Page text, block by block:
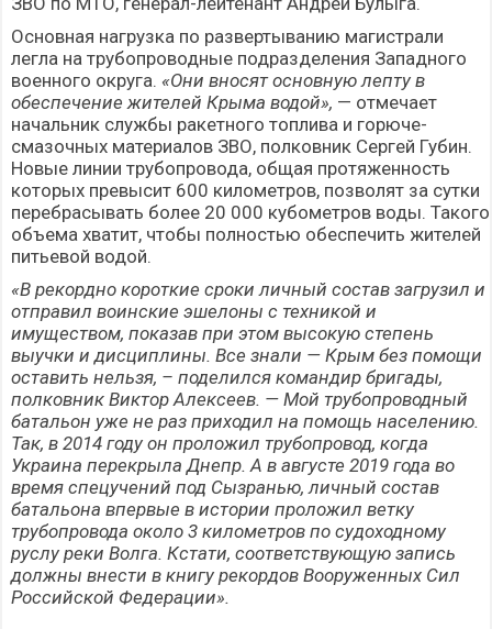
Основная нагрузка по развертыванию магистрали
легла на трубопроводные подразделения Западного
военного округа. «Они вносят основную лепту в
обеспечение жителей Крыма водой», — отмечает
начальник службы ракетного топлива и горюче-
смазочных материалов ЗВО, полковник Сергей Губин.
Новые линии трубопровода, общая протяженность
которых превысит 600 километров, позволят за сутки
перебрасывать более 20 000 кубометров воды. Такого
объема хватит, чтобы полностью обеспечить жителей
питьевой водой.
«В рекордно короткие сроки личный состав загрузил и
отправил воинские эшелоны с техникой и
имуществом, показав при этом высокую степень
выучки и дисциплины. Все знали — Крым без помощи
оставить нельзя, – поделился командир бригады,
полковник Виктор Алексеев. — Мой трубопроводный
батальон уже не раз приходил на помощь населению.
Так, в 2014 году он проложил трубопровод, когда
Украина перекрыла Днепр. А в августе 2019 года во
время спецучений под Сызранью, личный состав
батальона впервые в истории проложил ветку
трубопровода около 3 километров по судоходному
руслу реки Волга. Кстати, соответствующую запись
должны внести в книгу рекордов Вооруженных Сил
Российской Федерации».